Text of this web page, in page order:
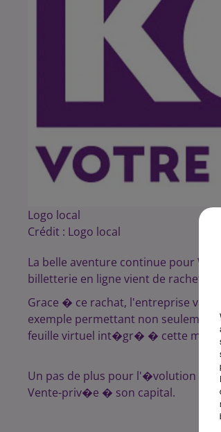
Logo local
Crédit : Logo local
La belle aventure continue pour
billetterie en ligne vient de racheter
Grace � ce rachat, l'entreprise va
exemple permettant non
feuille virtuel int�gr� � cette
Un pas de plus pour l'�volution de
Vente-priv�e � son capital.